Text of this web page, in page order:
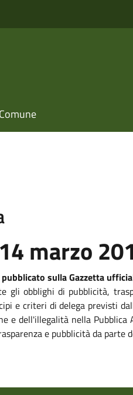
marzo
pubblicato sulla Gazzetta
gli obblighi di pubblicità,
e criteri di delega previsti
e dell'illegalità nella
e pubblicità da parte